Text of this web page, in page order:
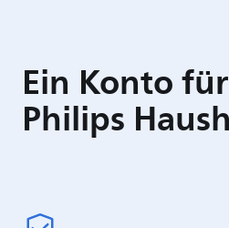
Ein Konto
Philips